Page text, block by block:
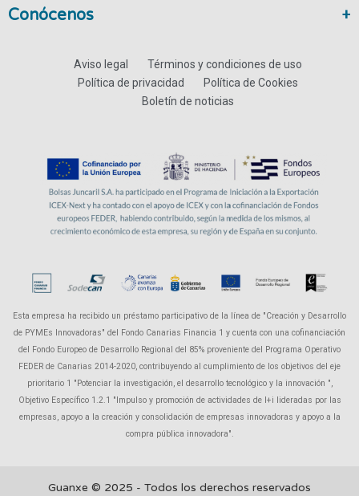
Conócenos
Aviso legal
Términos y condiciones de uso
Política de privacidad
Política de Cookies
Boletín de noticias
Esta empresa ha recibido un préstamo participativo de la línea de "Creación y Desarrollo
de PYMEs Innovadoras" del Fondo Canarias Financia 1 y cuenta con una cofinanciación
del Fondo Europeo de Desarrollo Regional del 85% proveniente del Programa Operativo
FEDER de Canarias 2014-2020, contribuyendo al cumplimiento de los objetivos del eje
prioritario 1 "Potenciar la investigación, el desarrollo tecnológico y la innovación ",
Objetivo Específico 1.2.1 "Impulso y promoción de actividades de I+i lideradas por las
empresas, apoyo a la creación y consolidación de empresas innovadoras y apoyo a la
compra pública innovadora".
Guanxe © 2025 - Todos los derechos reservados